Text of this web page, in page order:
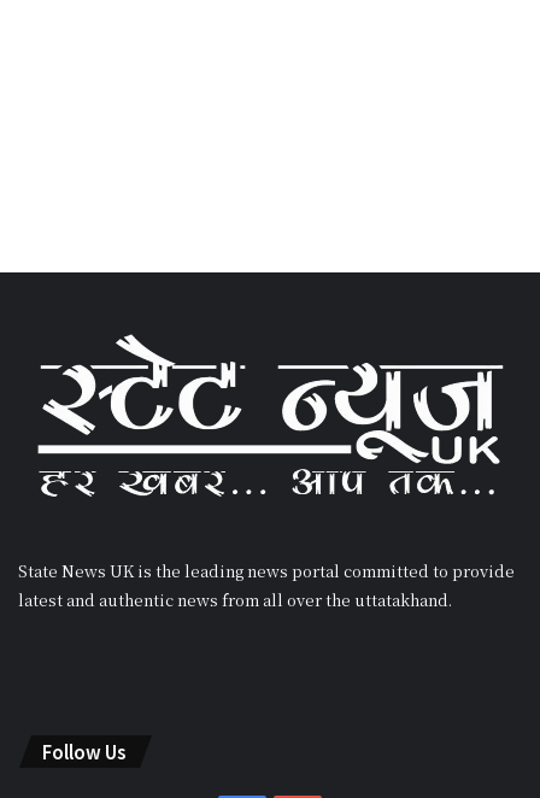
State News UK is the leading news portal committed to provide
latest and authentic news from all over the uttatakhand.
Follow Us